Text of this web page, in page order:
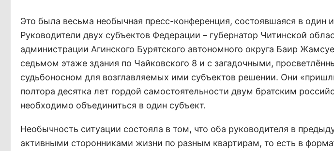
Это была весьма необычная пресс-конференция, состоявшаяся в один
Руководители двух субъектов Федерации – губернатор Читинской
администрации Агинского Бурятского автономного округа Баир
седьмом этаже здания по Чайковского 8 и с загадочными,
судьбоносном для возглавляемых ими субъектов решении. Они
полтора десятка лет гордой самостоятельности двум братским
необходимо объединиться в один субъект.
Необычность ситуации состояла в том, что оба руководителя в
активными сторонниками жизни по разным квартирам, то есть в